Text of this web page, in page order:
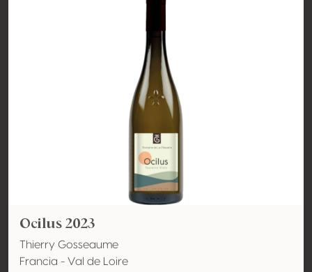
Ocilus 2023
Thierry Gosseaume
Francia - Val de Loire